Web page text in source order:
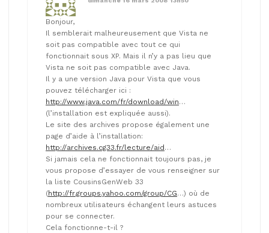
Bonjour,
Il semblerait malheureusement que Vista ne
soit pas compatible avec tout ce qui
fonctionnait sous XP. Mais il n’y a pas lieu que
Vista ne soit pas compatible avec Java.
Il y a une version Java pour Vista que vous
pouvez télécharger ici :
http://www.java.com/fr/download/win…
(l’installation est expliquée aussi).
Le site des archives propose également une
page d’aide à l’installation:
http://archives.cg33.fr/lecture/aid…
Si jamais cela ne fonctionnait toujours pas, je
vous propose d’essayer de vous renseigner sur
la liste CousinsGenWeb 33
(http://fr.groups.yahoo.com/group/CG…) où de
nombreux utilisateurs échangent leurs astuces
pour se connecter.
Cela fonctionne-t-il ?